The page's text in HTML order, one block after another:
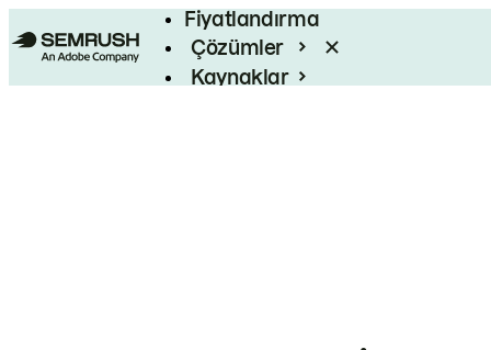
Fiyatlandırma
Çözümler
Kaynaklar